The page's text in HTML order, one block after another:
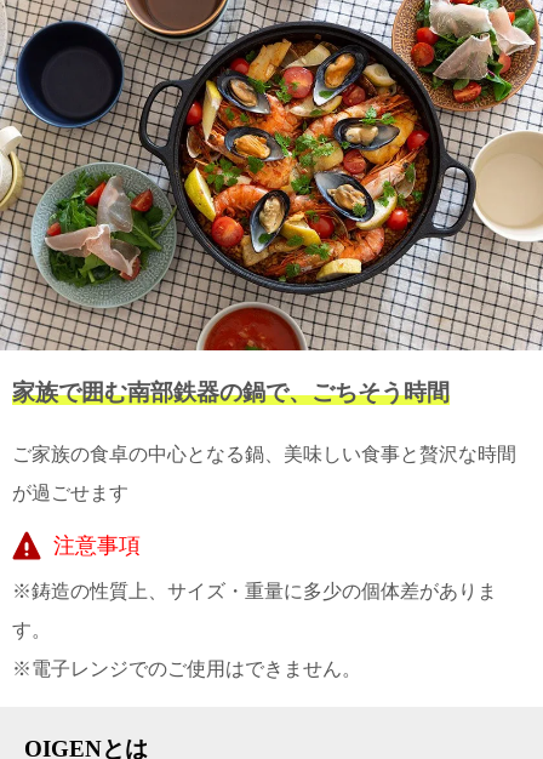
沖縄
1030
11,000
円以
上 無
料
ポス
ト投
函 330
円
5,500
円以
上 無
料
家族で囲む南部鉄器の鍋で、ごちそう時間
ご家族の食卓の中心となる鍋、美味しい食事と贅沢な時間
が過ごせます
注意事項
※鋳造の性質上、サイズ・重量に多少の個体差がありま
す。
※電子レンジでのご使用はできません。
OIGENとは